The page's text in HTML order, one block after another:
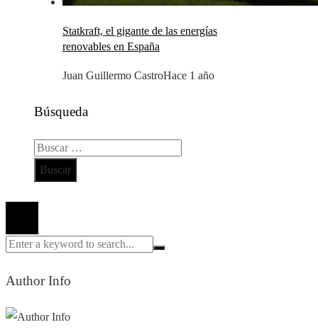
Statkraft, el gigante de las energías
renovables en España
Juan Guillermo CastroHace 1 año
Búsqueda
Buscar:
Author Info